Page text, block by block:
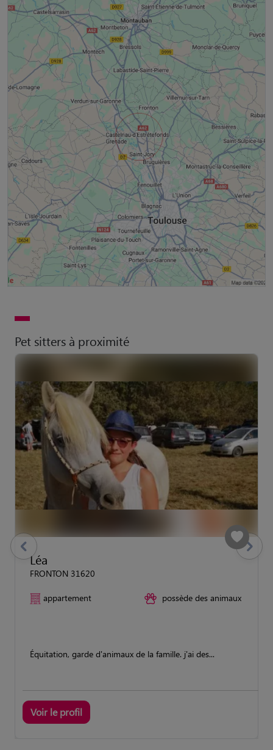
Pet sitters à proximité
Léa
FRONTON 31620
appartement possède des animaux
Équitation, garde d'animaux de la famille. j'ai des...
Voir le profil
previous Suivant